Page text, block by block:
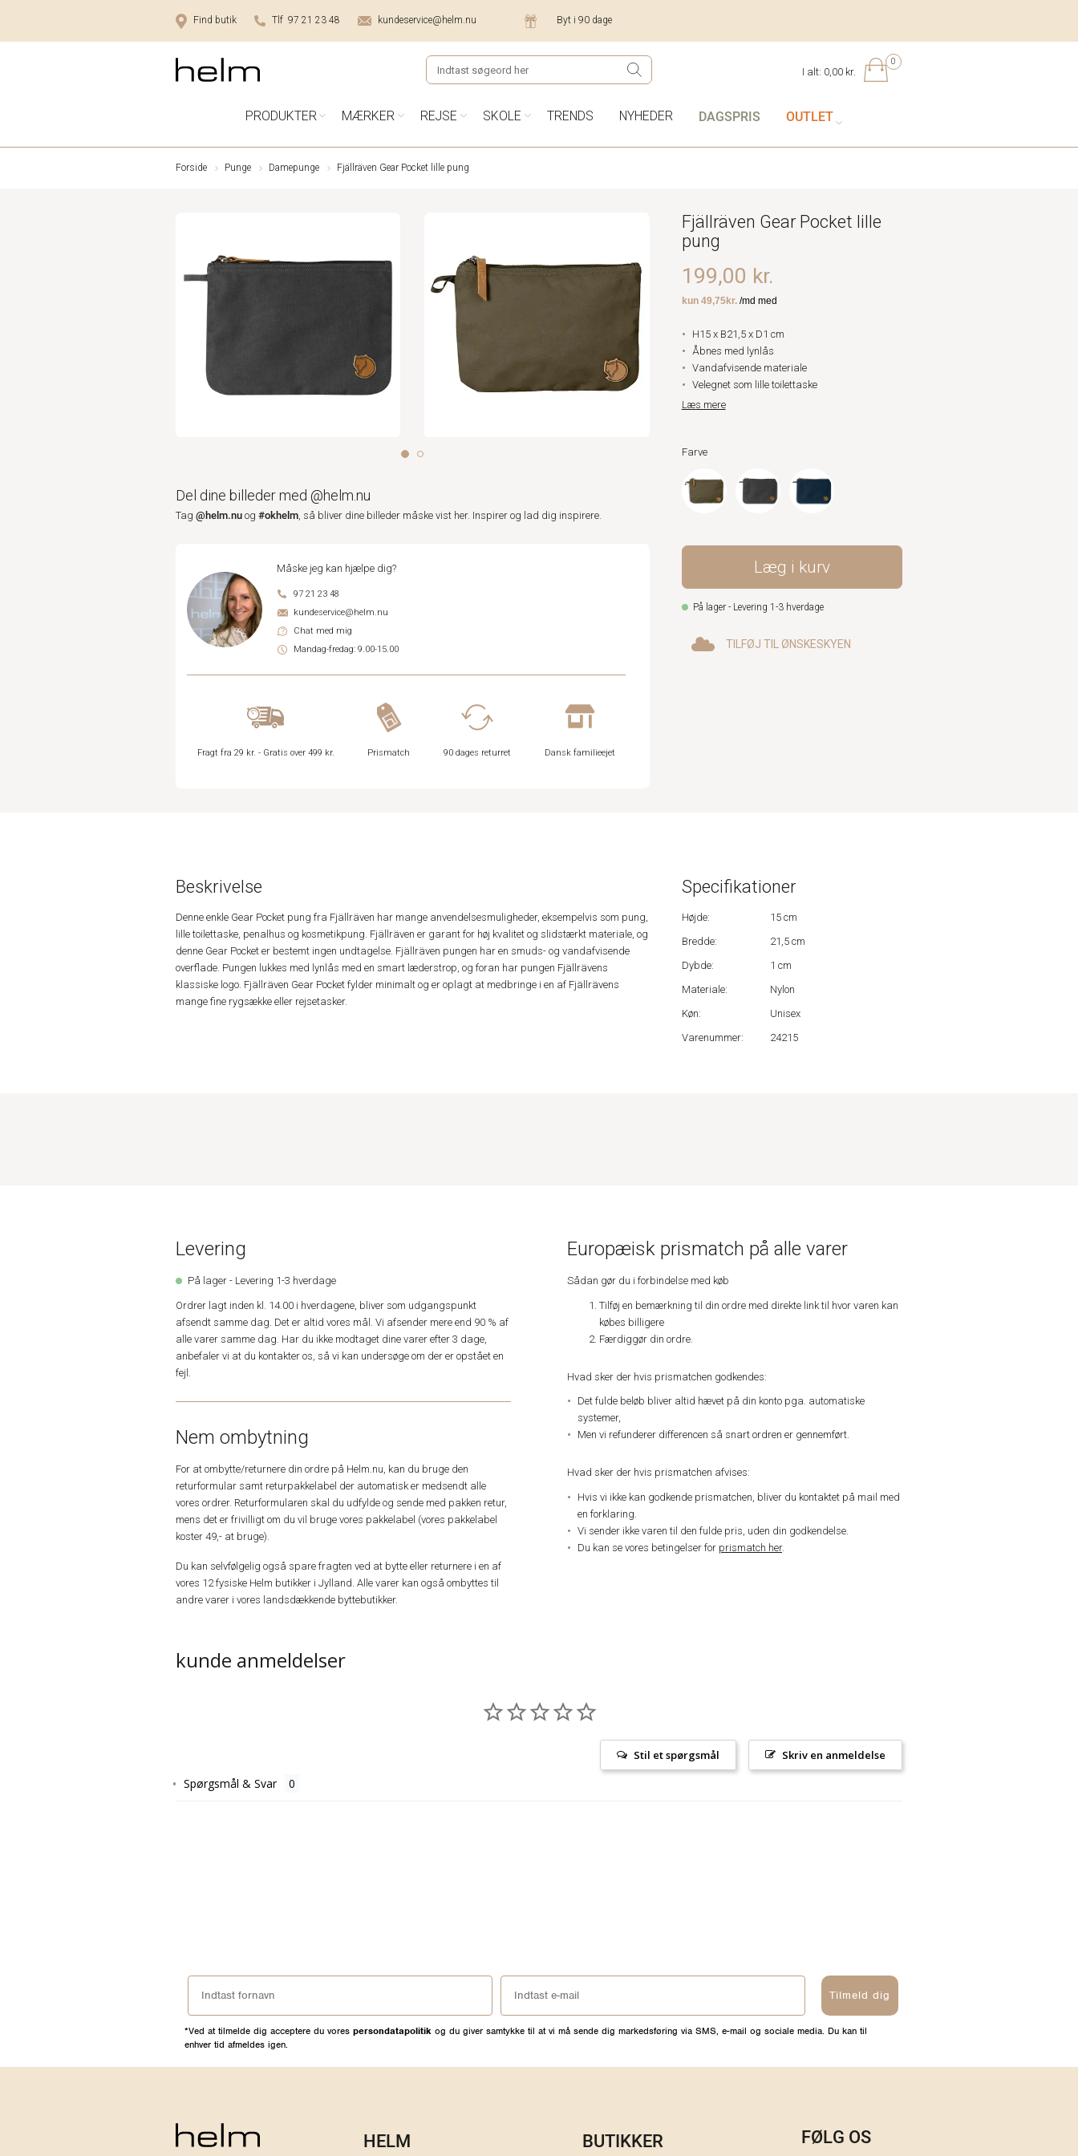
Find butik Tlf 97 21 23 48 kundeservice@helm.nu Byt i 90 dage
0
I alt: 0,00 kr.
PRODUKTER MÆRKER REJSE SKOLE TRENDS NYHEDER DAGSPRIS OUTLET
Forside Punge Damepunge Fjällräven Gear Pocket lille pung
Del dine billeder med @helm.nu
Tag @helm.nu og #okhelm, så bliver dine billeder måske vist her. Inspirer og lad dig inspirere.
Måske jeg kan hjælpe dig?
97 21 23 48
kundeservice@helm.nu
Chat med mig
Mandag-fredag: 9.00-15.00
Fragt fra 29 kr. - Gratis over 499 kr. Prismatch 90 dages returret Dansk familieejet
Fjällräven Gear Pocket lille
pung
199,00 kr.
H15 x B21,5 x D1 cm
Åbnes med lynlås
Vandafvisende materiale
Velegnet som lille toilettaske
Læs mere
Farve
Læg i kurv
På lager - Levering 1-3 hverdage
TILFØJ TIL ØNSKESKYEN
Beskrivelse
Denne enkle Gear Pocket pung fra Fjällräven har mange anvendelsesmuligheder, eksempelvis som pung,
lille toilettaske, penalhus og kosmetikpung. Fjällräven er garant for høj kvalitet og slidstærkt materiale, og
denne Gear Pocket er bestemt ingen undtagelse. Fjällräven pungen har en smuds- og vandafvisende
overflade. Pungen lukkes med lynlås med en smart læderstrop, og foran har pungen Fjällrävens
klassiske logo. Fjällräven Gear Pocket fylder minimalt og er oplagt at medbringe i en af Fjällrävens
mange fine rygsække eller rejsetasker.
Specifikationer
Højde:
15 cm
Bredde:
21,5 cm
Dybde:
1 cm
Materiale:
Nylon
Køn:
Unisex
Varenummer:
24215
Levering
På lager - Levering 1-3 hverdage
Ordrer lagt inden kl. 14.00 i hverdagene, bliver som udgangspunkt
afsendt samme dag. Det er altid vores mål. Vi afsender mere end 90 % af
alle varer samme dag. Har du ikke modtaget dine varer efter 3 dage,
anbefaler vi at du kontakter os, så vi kan undersøge om der er opstået en
fejl.
Nem ombytning
For at ombytte/returnere din ordre på Helm.nu, kan du bruge den
returformular samt returpakkelabel der automatisk er medsendt alle
vores ordrer. Returformularen skal du udfylde og sende med pakken retur,
mens det er frivilligt om du vil bruge vores pakkelabel (vores pakkelabel
koster 49,- at bruge).
Du kan selvfølgelig også spare fragten ved at bytte eller returnere i en af
vores 12 fysiske Helm butikker i Jylland. Alle varer kan også ombyttes til
andre varer i vores landsdækkende byttebutikker.
Europæisk prismatch på alle varer
Sådan gør du i forbindelse med køb
Tilføj en bemærkning til din ordre med direkte link til hvor varen kan
købes billigere
Færdiggør din ordre.
Hvad sker der hvis prismatchen godkendes:
Det fulde beløb bliver altid hævet på din konto pga. automatiske
systemer,
Men vi refunderer differencen så snart ordren er gennemført.
Hvad sker der hvis prismatchen afvises:
Hvis vi ikke kan godkende prismatchen, bliver du kontaktet på mail med
en forklaring.
Vi sender ikke varen til den fulde pris, uden din godkendelse.
Du kan se vores betingelser for prismatch her.
kunde anmeldelser
Skriv en anmeldelse
Stil et spørgsmål
Spørgsmål & Svar
Tilmeld dig
*Ved at tilmelde dig acceptere du vores persondatapolitik og du giver samtykke til at vi må sende dig markedsføring via SMS, e-mail og sociale media. Du kan til
enhver tid afmeldes igen.
HELM BUTIKKER FØLG OS